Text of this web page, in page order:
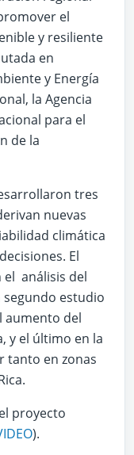
el
y resiliente
en
y Energía
la Agencia
para el
de la
tres
nuevas
climática
El
análisis del
estudio
aumento del
y el último en la
tanto en zonas
proyecto
).